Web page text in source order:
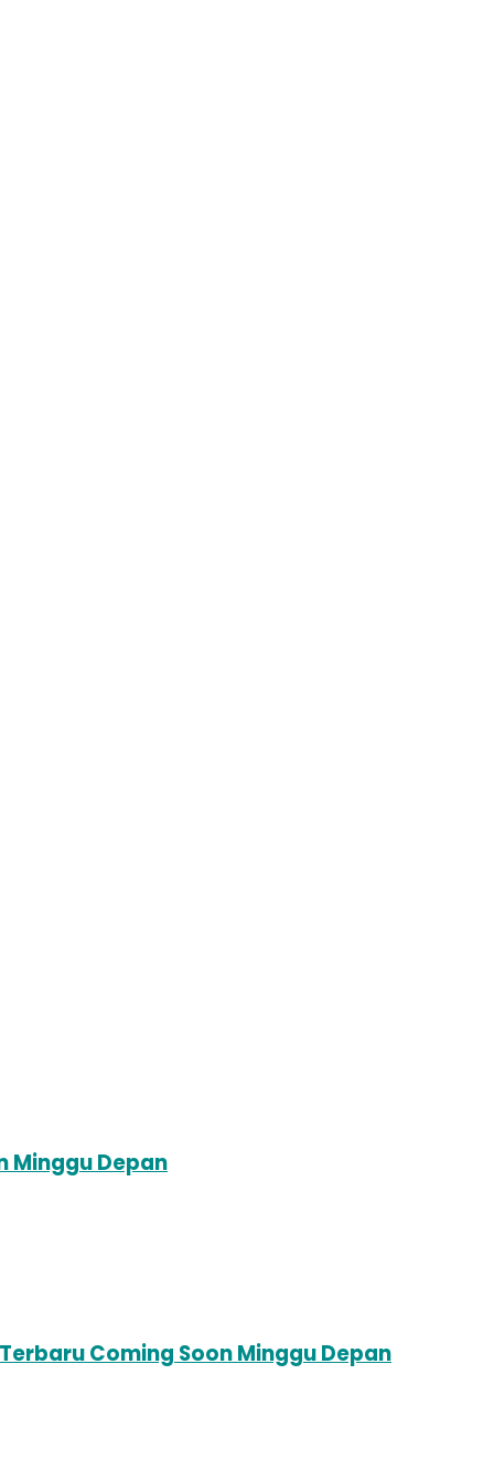
Minggu Depan
Coming Soon Minggu Depan